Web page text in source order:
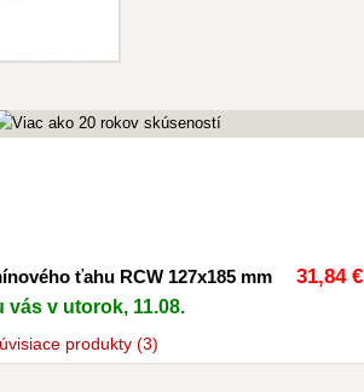
ťahu RCW 127x185 mm 31,84 €
v utorok, 11.08.
produkty (3)